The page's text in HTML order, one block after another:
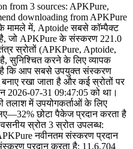
from 3 sources: APKPure,
downloading from APKPure
मामले में, Aptoide सबसे कॉम्पैक्ट
जो APKPure के संस्करण 221.0
स्रोतों (APKPure, Aptoide,
सुनिश्चित करने के लिए व्यापक
है कि आप सबसे उपयुक्त संस्करण
रखा जाता है और कई स्रोतों पर
2026-07-31 09:47:05 को था।
तलाश में उपयोगकर्ताओं के लिए
छोटा पैकेज प्रदान करता है
स्रोत 3 स्रोत उपलब्ध:
नवीनतम संस्करण प्रदान
प्रदान करता है: 11.6.704